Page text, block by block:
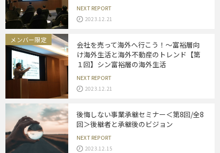
NEXT REPORT
2023.12.21
メンバー限定
会社を売って海外へ行こう！～富裕層向
け海外生活と海外不動産のトレンド【第
１回】シン富裕層の海外生活
NEXT REPORT
2023.12.21
後悔しない事業承継セミナー＜第8回/全8
回＞後継者と承継後のビジョン
NEXT REPORT
2023.12.15